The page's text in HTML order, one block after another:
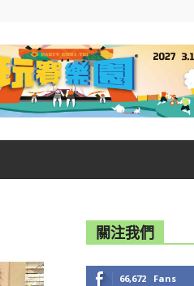
關注我們
66,672 Fans